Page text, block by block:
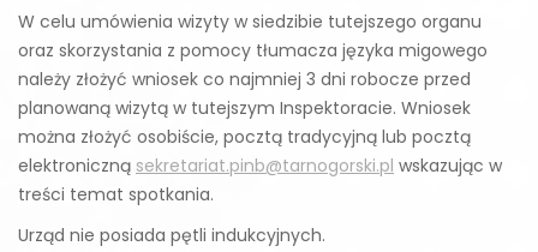
W celu umówienia wizyty w siedzibie tutejszego organu
oraz skorzystania z pomocy tłumacza języka migowego
należy złożyć wniosek co najmniej 3 dni robocze przed
planowaną wizytą w tutejszym Inspektoracie. Wniosek
można złożyć osobiście, pocztą tradycyjną lub pocztą
elektroniczną sekretariat.pinb@tarnogorski.pl wskazując w
treści temat spotkania.
Urząd nie posiada pętli indukcyjnych.